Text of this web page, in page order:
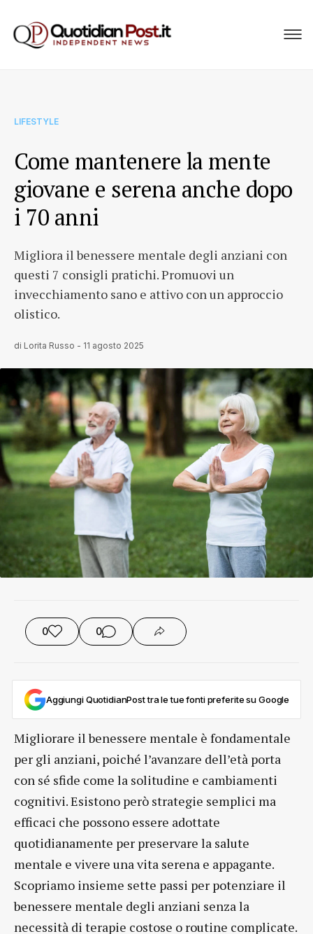
LIFESTYLE
Come mantenere la mente
giovane e serena anche dopo
i 70 anni
Migliora il benessere mentale degli anziani con
questi 7 consigli pratichi. Promuovi un
invecchiamento sano e attivo con un approccio
olistico.
di Lorita Russo - 11 agosto 2025
0 0
Aggiungi QuotidianPost tra le tue fonti preferite su Google
Migliorare il benessere mentale è fondamentale
per gli anziani, poiché l’avanzare dell’età porta
con sé sfide come la solitudine e cambiamenti
cognitivi. Esistono però strategie semplici ma
efficaci che possono essere adottate
quotidianamente per preservare la salute
mentale e vivere una vita serena e appagante.
Scopriamo insieme sette passi per potenziare il
benessere mentale degli anziani senza la
necessità di terapie costose o routine complicate.